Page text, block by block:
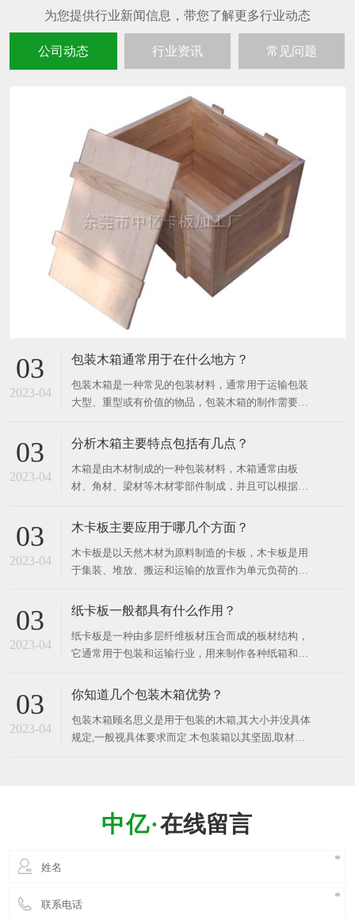
公司动态 行业资讯 常见问题
03
2023-04
包装木箱通常用于在什么地方？
包装木箱是一种常见的包装材料，通常用于运输包装
大型、重型或有价值的物品，包装木箱的制作需要使
料。 ​ 木材的种类有很多，如桦木、柳杉木、松木、
作，例如定制尺寸、不同形状、加强角和卡扣等。 为
了确保
03
2023-04
分析木箱主要特点包括有几点？
木箱是由木材制成的一种包装材料，木箱通常由板
材、角材、梁材等木材零部件制成，并且可以根据产
广泛用于各种行业和领域，如工业、农业、建筑、制
品，如机器、设备、水果、蔬菜、化工品、电子产
品、建筑材料
03
2023-04
木卡板主要应用于哪几个方面？
木卡板是以天然木材为原料制造的卡板，木卡板是用
于集装、堆放、搬运和运输的放置作为单元负荷的货
的，因为其价格便宜、结实。 ​ 工业用的木卡板主要
域中被广泛用于包装各种货物和商品，例如食品、医
药、电子产品
03
2023-04
纸卡板一般都具有什么作用？
纸卡板是一种由多层纤维板材压合而成的板材结构，
它通常用于包装和运输行业，用来制作各种纸箱和纸
等不同要求，采用不同种类和厚度的纸张压合而成。
可回收利用等优点，因此在包装和运输领域中被广泛
03
2023-04
你知道几个包装木箱优势？
包装木箱顾名思义是用于包装的木箱,其大小并没具体
规定,一般视具体要求而定.木包装箱以其坚固,取材方
在线留言